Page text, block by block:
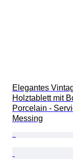
Elegantes
Holztablett mit
Porcelain -
Messing